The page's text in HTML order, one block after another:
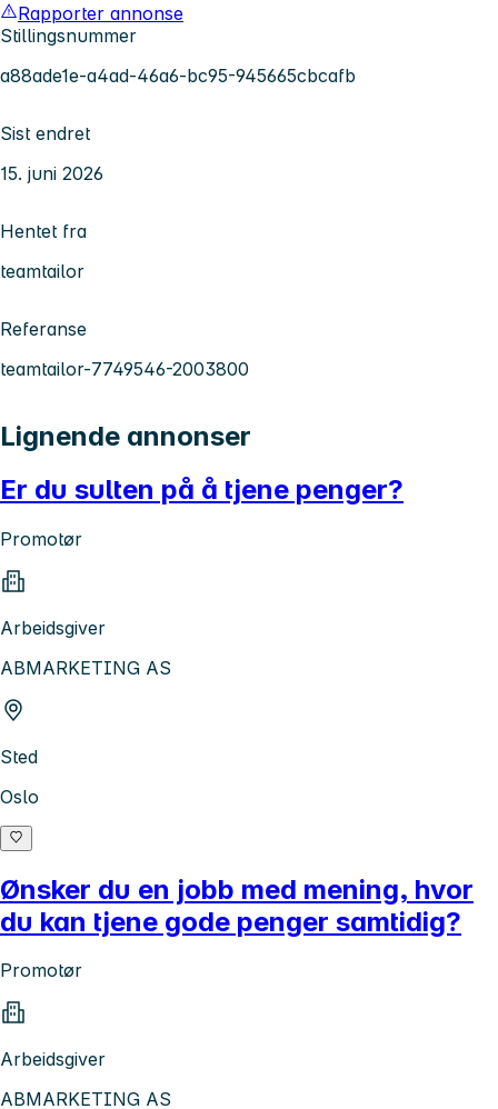
Rapporter annonse
Stillingsnummer
a88ade1e-a4ad-46a6-bc95-945665cbcafb
Sist endret
15. juni 2026
Hentet fra
teamtailor
Referanse
teamtailor-7749546-2003800
Lignende annonser
Er du sulten på å tjene penger?
Promotør
Arbeidsgiver
ABMARKETING AS
Sted
Oslo
Ønsker du en jobb med mening, hvor
du kan tjene gode penger samtidig?
Promotør
Arbeidsgiver
ABMARKETING AS